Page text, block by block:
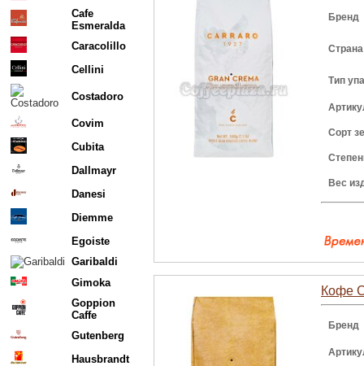
Cafe
Esmeralda
Caracolillo
Cellini
Costadoro
Covim
Cubita
Dallmayr
Danesi
Diemme
Egoiste
Garibaldi
Gimoka
Goppion
Caffe
Gutenberg
Hausbrandt
Бренд
Тип
Сорт
Вес
Кофе
Бренд